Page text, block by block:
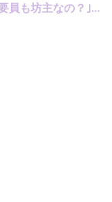
員も坊主なの？｣…